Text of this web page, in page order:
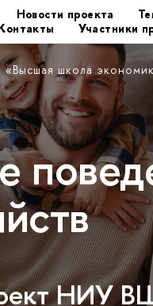
Новости проекта
Участники
«Высшая школа
НИУ